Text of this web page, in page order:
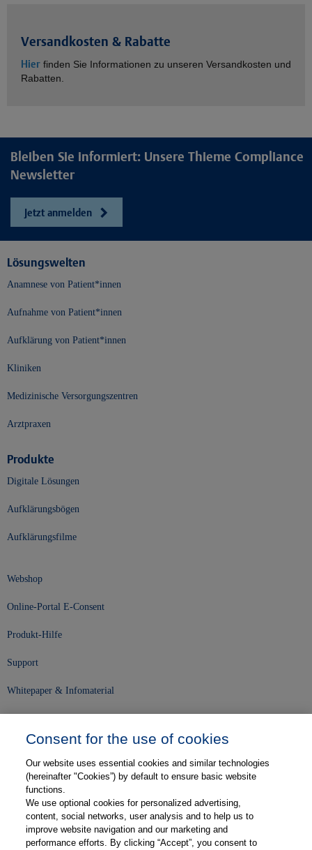
Versandkosten & Rabatte
Hier finden Sie Informationen zu unseren Versandkosten und
Rabatten.
Bleiben Sie informiert: Unsere Thieme Compliance
Newsletter
Jetzt anmelden
Lösungswelten
Anamnese von Patient*innen
Aufnahme von Patient*innen
Aufklärung von Patient*innen
Kliniken
Medizinische Versorgungszentren
Arztpraxen
Produkte
Digitale Lösungen
Aufklärungsbögen
Aufklärungsfilme
Webshop
Online-Portal E-Consent
Produkt-Hilfe
Support
Whitepaper & Infomaterial
Karriere
Kontakt
Web-Semniare
Consent for the use of cookies
Our website uses essential cookies and similar technologies
(hereinafter "Cookies”) by default to ensure basic website
functions.
We use optional cookies for personalized advertising,
content, social networks, user analysis and to help us to
improve website navigation and our marketing and
performance efforts. By clicking “Accept”, you consent to